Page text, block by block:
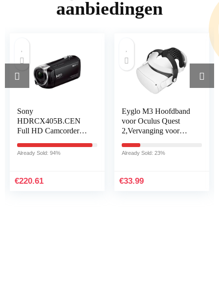
aanbiedingen
Sony
HDRCX405B.CEN
Full HD Camcorder
60x Helder Beeld,
Shot…
Already Sold: 94%
€220.61
Eyglo M3 Hoofdband
voor Oculus Quest
2,Vervanging voor
Riem,Verstelbare riem
Already Sold: 23%
€33.99